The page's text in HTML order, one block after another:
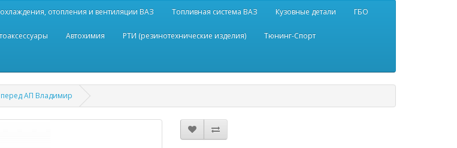
отопления и вентиляции ВАЗ Топливная система ВАЗ Кузовные детали ГБО
Автохимия РТИ (резинотехнические изделия) Тюнинг-Спорт
перед АП Владимир